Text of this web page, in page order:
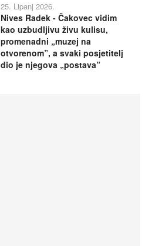
25. Lipanj 2026.
Nives Radek - Čakovec vidim
kao uzbudljivu živu kulisu,
promenadni „muzej na
otvorenom”, a svaki posjetitelj
dio je njegova „postava”